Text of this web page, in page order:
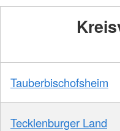
Tauberbischofsheim
Tecklenburger Land